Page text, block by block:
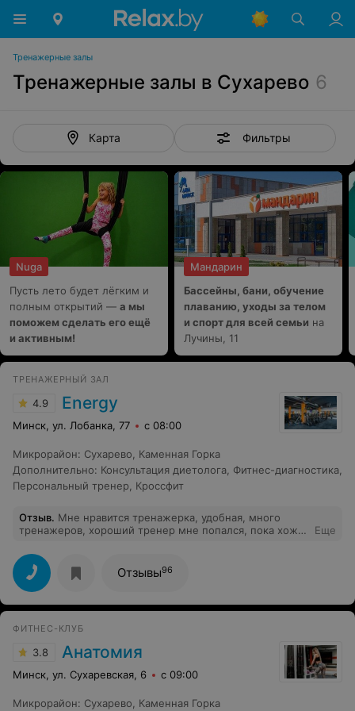
Тренажерные залы
Тренажерные залы в Сухарево 6
Карта Фильтры
Nuga
Пусть лето будет лёгким и
полным открытий — а мы
поможем сделать его ещё
и активным!
Мандарин
Бассейны, бани, обучение
плаванию, уходы за телом
и спорт для всей семьи на
Лучины, 11
ТРЕНАЖЕРНЫЙ ЗАЛ
4.9 Energy
Минск, ул. Лобанка, 77 с 08:00
Микрорайон: Сухарево
Каменная Горка
Дополнительно: Консультация диетолога Фитнес-диагностика
Персональный тренер
Кроссфит
Отзыв. Мне нравится тренажерка, удобная, много
тренажеров, хороший тренер мне попался, пока хожу
Еще
Отзывы96
ФИТНЕС-КЛУБ
3.8 Анатомия
Минск, ул. Сухаревская, 6 с 09:00
Микрорайон: Сухарево
Каменная Горка